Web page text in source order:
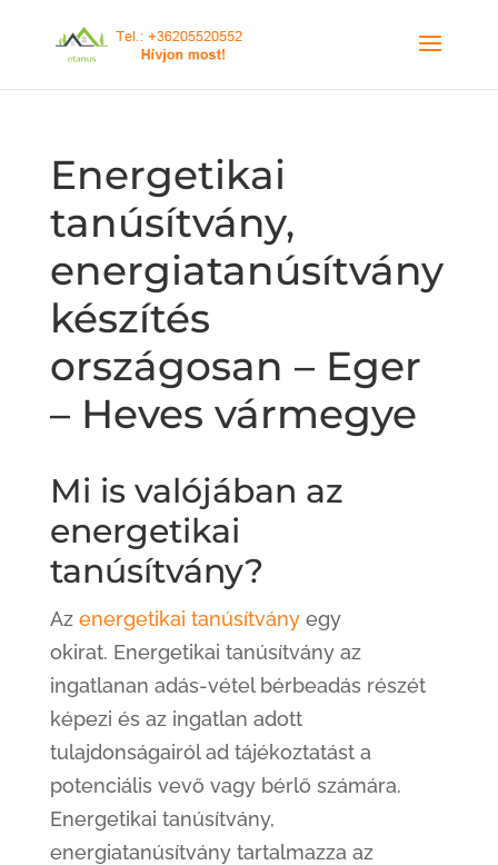
Energetikai
tanúsítvány,
energiatanúsítvány
készítés
országosan – Eger
– Heves vármegye
Mi is valójában az
energetikai
tanúsítvány?
Azenergetikai tanúsítvány egy
okirat. Energetikai tanúsítvány az
ingatlanan adás-vétel bérbeadás részét
képezi és az ingatlan adott
tulajdonságairól ad tájékoztatást a
potenciális vevő vagy bérlő számára.
Energetikai tanúsítvány,
energiatanúsítvány tartalmazza az